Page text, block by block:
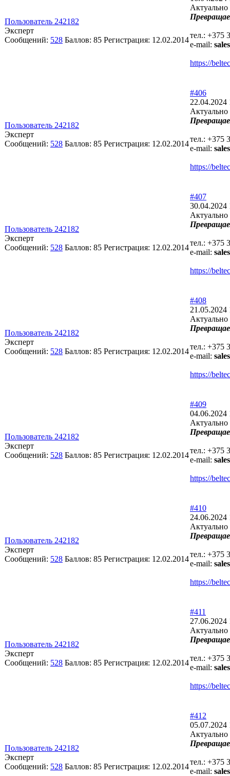
Пользователь 242182
Эксперт
Сообщений: 528 Баллов: 85 Регистрация: 12.02.2014
Актуально
тел.: +375
e-mail:
https://
Пользователь 242182
Эксперт
Сообщений: 528 Баллов: 85 Регистрация: 12.02.2014
#406
22.04.2024
Актуально
тел.: +375
e-mail:
https://
Пользователь 242182
Эксперт
Сообщений: 528 Баллов: 85 Регистрация: 12.02.2014
#407
30.04.2024
Актуально
тел.: +375
e-mail:
https://
Пользователь 242182
Эксперт
Сообщений: 528 Баллов: 85 Регистрация: 12.02.2014
#408
21.05.2024
Актуально
тел.: +375
e-mail:
https://
Пользователь 242182
Эксперт
Сообщений: 528 Баллов: 85 Регистрация: 12.02.2014
#409
04.06.2024
Актуально
тел.: +375
e-mail:
https://
Пользователь 242182
Эксперт
Сообщений: 528 Баллов: 85 Регистрация: 12.02.2014
#410
24.06.2024
Актуально
тел.: +375
e-mail:
https://
Пользователь 242182
Эксперт
Сообщений: 528 Баллов: 85 Регистрация: 12.02.2014
#411
27.06.2024
Актуально
тел.: +375
e-mail:
https://
Пользователь 242182
Эксперт
Сообщений: 528 Баллов: 85 Регистрация: 12.02.2014
#412
05.07.2024
Актуально
тел.: +375
e-mail: